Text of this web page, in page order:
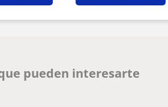
pueden interesarte